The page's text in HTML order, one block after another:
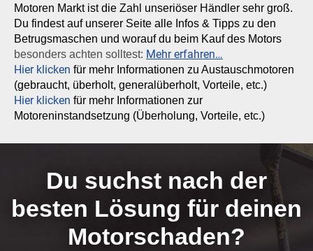
Motoren Markt ist die Zahl unseriöser Händler sehr groß.
Du findest auf unserer Seite alle Infos & Tipps zu den
Betrugsmaschen und worauf du beim Kauf des Motors
besonders achten solltest: Mehr erfahren…
Hier klicken für mehr Informationen zu Austauschmotoren
(gebraucht, überholt, generalüberholt, Vorteile, etc.)
Hier klicken für mehr Informationen zur
Motoreninstandsetzung (Überholung, Vorteile, etc.)
Du suchst nach der
besten Lösung für deinen
Motorschaden?